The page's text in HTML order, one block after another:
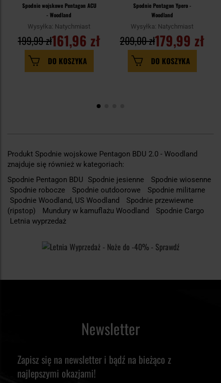
Spodnie wojskowe Pentagon ACU
- Woodland
Wysyłka: Natychmiast
161,96 zł
199,99 zł
DO KOSZYKA
Spodnie Pentagon Ypero -
Woodland
Wysyłka: Natychmiast
179,99 zł
209,00 zł
DO KOSZYKA
Produkt Spodnie wojskowe Pentagon BDU 2.0 - Woodland
znajduje się również w kategoriach:
Spodnie Pentagon BDU
Spodnie jesienne
Spodnie wiosenne
Spodnie robocze
Spodnie outdoorowe
Spodnie militarne
Spodnie Woodland, US Woodland
Spodnie przewiewne
(ripstop)
Mundury w kamuflażu Woodland
Spodnie Cargo
Letnia wyprzedaż
Newsletter
Zapisz się na newsletter i bądź na bieżąco z
najlepszymi okazjami!